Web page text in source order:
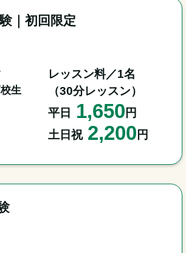
｜初回限定
生
レッスン料／1名
（30分レッスン）
平日
1,650 円
土日祝 2,200 円